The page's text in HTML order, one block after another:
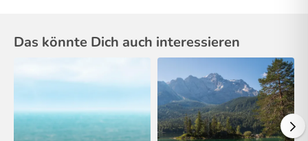
Das könnte Dich auch interessieren